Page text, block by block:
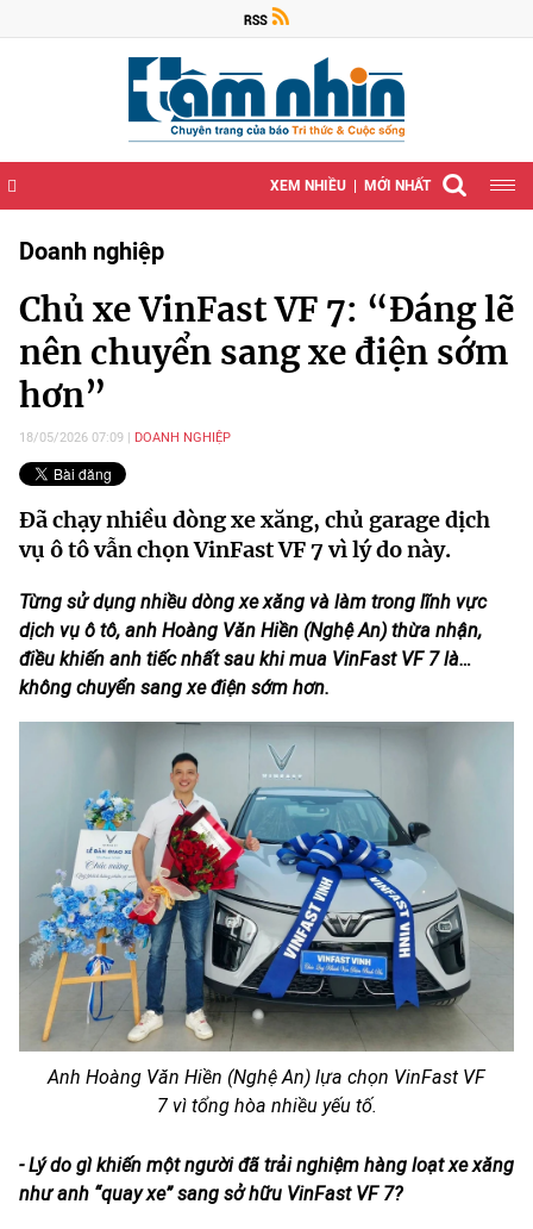
XEM NHIỀU MỚI NHẤT
Doanh nghiệp
Chủ xe VinFast VF 7: “Đáng lẽ
nên chuyển sang xe điện sớm
hơn”
18/05/2026 07:09 DOANH NGHIỆP
Đã chạy nhiều dòng xe xăng, chủ garage dịch
vụ ô tô vẫn chọn VinFast VF 7 vì lý do này.
Từng sử dụng nhiều dòng xe xăng và làm trong lĩnh vực
dịch vụ ô tô, anh Hoàng Văn Hiền (Nghệ An) thừa nhận,
điều khiến anh tiếc nhất sau khi mua VinFast VF 7 là…
không chuyển sang xe điện sớm hơn.
Anh Hoàng Văn Hiền (Nghệ An) lựa chọn VinFast VF
7 vì tổng hòa nhiều yếu tố.
- Lý do gì khiến một người đã trải nghiệm hàng loạt xe xăng
như anh “quay xe” sang sở hữu VinFast VF 7?